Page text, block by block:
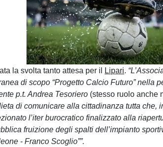
Unmute
Loaded:
100.00%
la svolta tanto attesa per il Lipari.
di scopo “Progetto Calcio Futuro” nella
p.t. Andrea Tesoriero (stesso ruolo anche
di comunicare alla cittadinanza tutta che,
l’iter burocratico finalizzato alla
fruizione degli spalti dell’impianto
- Franco Scoglio””.